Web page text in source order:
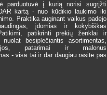
parduotuvė į kurią norisi sugrįžti
kartą - nuo kūdikio laukimo iki
Praktika auginant vaikus padėjo
įdomias ir kokybiškas
patikrinti prekių ženklai ir
nuolat besiplečiantis asortimentas,
patarimai ir malonus
- visa tai ir dar daugiau rasite pas